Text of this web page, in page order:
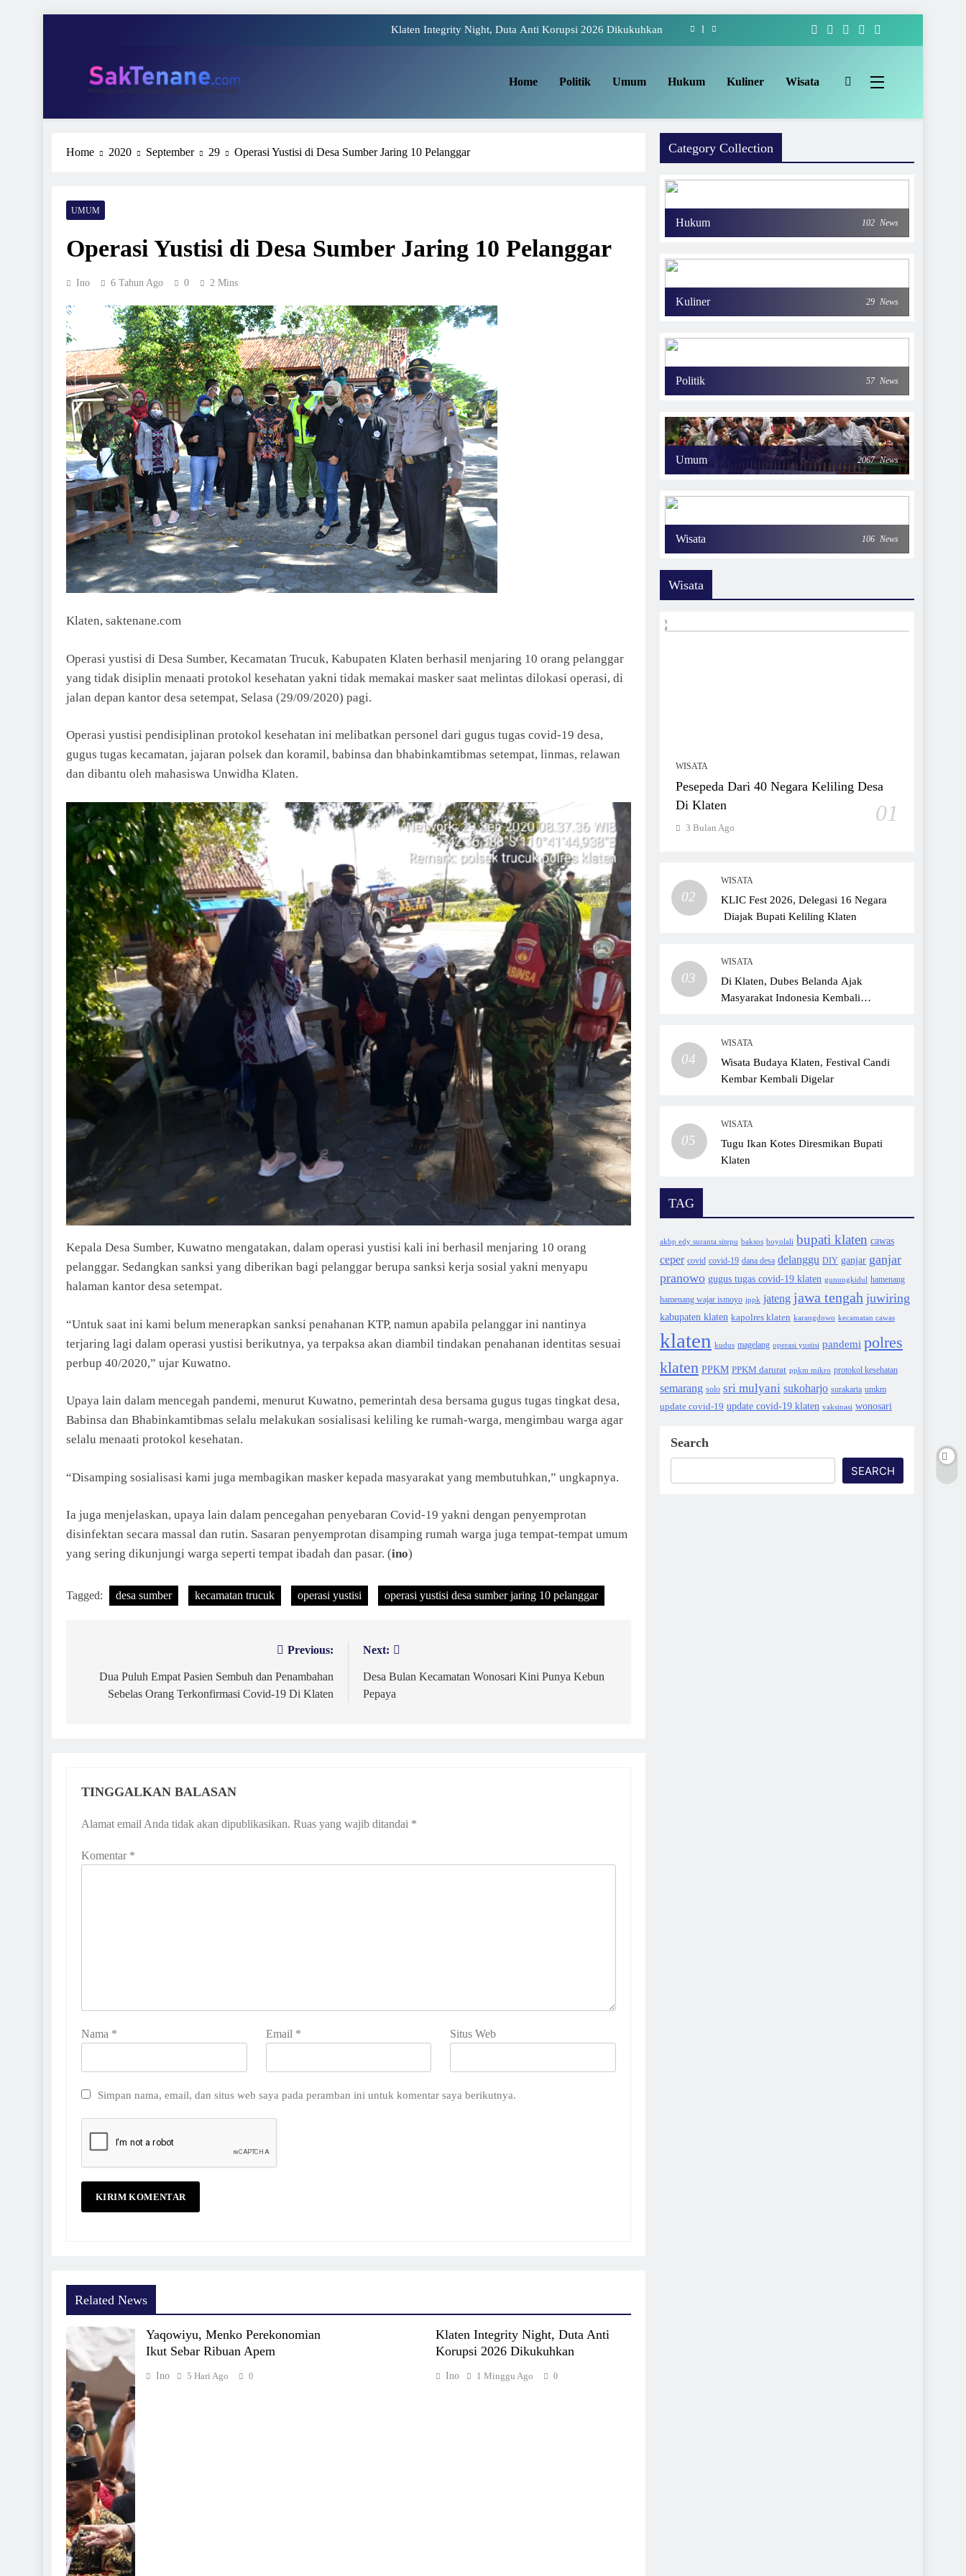
Wakil Ketua Komite I DPD RI Muhdi: Pendidikan Harus Dinikmati Semua Masyarakat
SakTenane.com
Home Politik Umum Hukum Kuliner Wisata
Home 2020 September 29 Operasi Yustisi di Desa Sumber Jaring 10 Pelanggar
UMUM
Operasi Yustisi di Desa Sumber Jaring 10 Pelanggar
Ino 6 Tahun Ago 0 2 Mins
Klaten, saktenane.com
Operasi yustisi di Desa Sumber, Kecamatan Trucuk, Kabupaten Klaten berhasil menjaring 10 orang pelanggar
yang tidak disiplin menaati protokol kesehatan yakni tidak memakai masker saat melintas dilokasi operasi, di
jalan depan kantor desa setempat, Selasa (29/09/2020) pagi.
Operasi yustisi pendisiplinan protokol kesehatan ini melibatkan personel dari gugus tugas covid-19 desa,
gugus tugas kecamatan, jajaran polsek dan koramil, babinsa dan bhabinkamtibmas setempat, linmas, relawan
dan dibantu oleh mahasiswa Unwidha Klaten.
Kepala Desa Sumber, Kuwatno mengatakan, dalam operasi yustisi kali ini berhasil menjaring 10 orang
pelanggar. Sedangkan sanksi yang diberikan bagi pelanggar berupa sanksi kerja sosial yakni menyapu
halaman kantor desa setempat.
“Untuk saat ini kami belum menerapkan sanksi penahanan KTP, namun apabila pelanggar ini nantinya
terjaring lagi dalam operasi yustisi berikutnya, ya terpaksa akan diambil tindakan penahanan identitas sesuai
perbup 40/2020,” ujar Kuwatno.
Upaya lain dalam mencegah pandemi, menurut Kuwatno, pemerintah desa bersama gugus tugas tingkat desa,
Babinsa dan Bhabinkamtibmas selalu melakukan sosialisasi keliling ke rumah-warga, mengimbau warga agar
selalu menaati protokol kesehatan.
“Disamping sosialisasi kami juga membagikan masker kepada masyarakat yang membutuhkan,” ungkapnya.
Ia juga menjelaskan, upaya lain dalam pencegahan penyebaran Covid-19 yakni dengan penyemprotan
disinfektan secara massal dan rutin. Sasaran penyemprotan disamping rumah warga juga tempat-tempat umum
yang sering dikunjungi warga seperti tempat ibadah dan pasar. (ino)
Tagged: desa sumber kecamatan trucuk operasi yustisi operasi yustisi desa sumber jaring 10 pelanggar
pos
Previous:
Dua Puluh Empat Pasien Sembuh dan Penambahan
Sebelas Orang Terkonfirmasi Covid-19 Di Klaten
Next:
Desa Bulan Kecamatan Wonosari Kini Punya Kebun
Pepaya
TINGGALKAN BALASAN
Alamat email Anda tidak akan dipublikasikan. Ruas yang wajib ditandai *
Komentar *
Nama * Email * Situs Web
Simpan nama, email, dan situs web saya pada peramban ini untuk komentar saya berikutnya.
Related News
Yaqowiyu, Menko Perekonomian
Ikut Sebar Ribuan Apem
Ino 5 Hari Ago 0
Klaten Integrity Night, Duta Anti
Korupsi 2026 Dikukuhkan
Ino 1 Minggu Ago 0
Category Collection
Hukum 102 News
Kuliner 29 News
Politik 57 News
Umum 2067 News
Wisata 106 News
Wisata
WISATA
Pesepeda Dari 40 Negara Keliling Desa
Di Klaten
01
3 Bulan Ago
02
WISATA
KLIC Fest 2026, Delegasi 16 Negara
Diajak Bupati Keliling Klaten
03
WISATA
Di Klaten, Dubes Belanda Ajak
Masyarakat Indonesia Kembali
04
WISATA
Wisata Budaya Klaten, Festival Candi
Kembar Kembali Digelar
05
WISATA
Tugu Ikan Kotes Diresmikan Bupati
Klaten
TAG
akbp edy suranta sitepu baksos boyolali bupati klaten cawas
ceper covid covid-19 dana desa delanggu DIY ganjar ganjar
pranowo gugus tugas covid-19 klaten gunungkidul hamenang
hamenang wajar ismoyo ippk jateng jawa tengah juwiring
kabupaten klaten kapolres klaten karangdowo kecamatan cawas
klaten kudus magelang operasi yustisi pandemi polres
klaten PPKM PPKM darurat ppkm mikro protokol kesehatan
semarang solo sri mulyani sukoharjo surakarta umkm
update covid-19 update covid-19 klaten vaksinasi wonosari
Search
SEARCH